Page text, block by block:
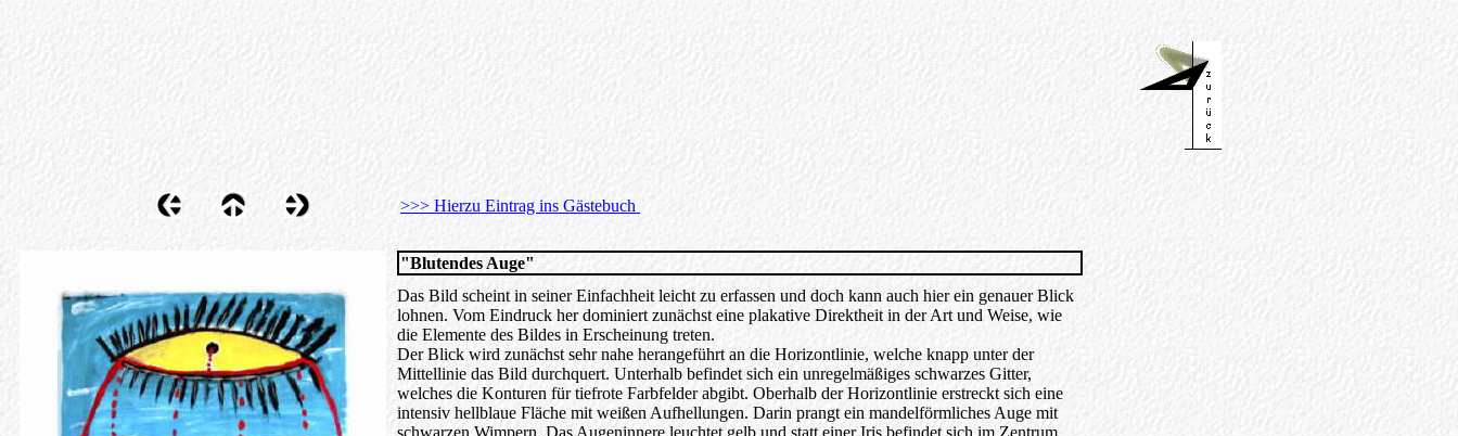
>>> Hierzu Eintrag ins Gästebuch
"Blutendes Auge"
Das Bild scheint in seiner Einfachheit leicht zu erfassen und doch kann auch hier ein genauer Blick
lohnen. Vom Eindruck her dominiert zunächst eine plakative Direktheit in der Art und Weise, wie
die Elemente des Bildes in Erscheinung treten.
Der Blick wird zunächst sehr nahe herangeführt an die Horizontlinie, welche knapp unter der
Mittellinie das Bild durchquert. Unterhalb befindet sich ein unregelmäßiges schwarzes Gitter,
welches die Konturen für tiefrote Farbfelder abgibt. Oberhalb der Horizontlinie erstreckt sich eine
intensiv hellblaue Fläche mit weißen Aufhellungen. Darin prangt ein mandelförmliches Auge mit
schwarzen Wimpern. Das Augeninnere leuchtet gelb und statt einer Iris befindet sich im Zentrum